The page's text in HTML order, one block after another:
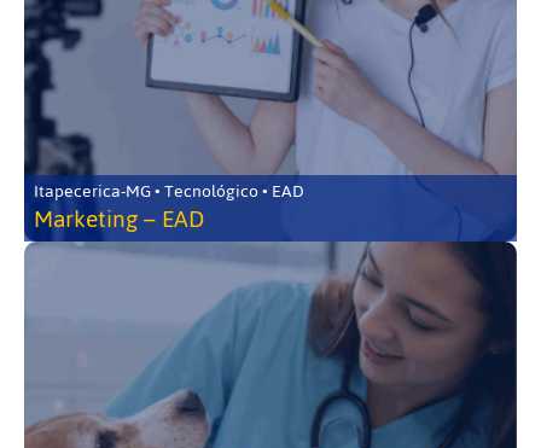
Itapecerica-MG • Tecnológico • EAD
Marketing – EAD